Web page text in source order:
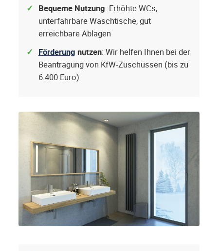
Bequeme Nutzung: Erhöhte WCs,
unterfahrbare Waschtische, gut
erreichbare Ablagen
Förderung nutzen: Wir helfen Ihnen bei der
Beantragung von KfW-Zuschüssen (bis zu
6.400 Euro)